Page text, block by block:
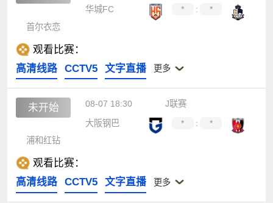
华城FC
* :
*
首尔衣恋
观看比赛：
高清线路
CCTV5 文字直播 更多
未开始 08-07 18:30
J联赛
大阪钢巴
* :
*
浦和红钻
观看比赛：
高清线路
CCTV5 文字直播 更多